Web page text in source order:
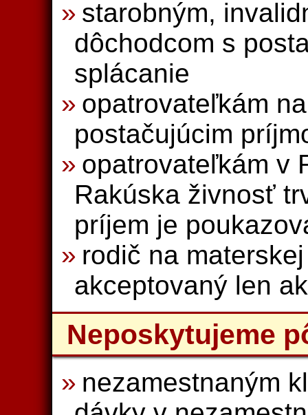
starobným,
dôchodcom s
splácanie
opatrovateľkám
postačujúcim
opatrovateľkám v
Rakúska živnosť
príjem je
rodič na
akceptovaný len
Neposkytujeme
nezamestnaným